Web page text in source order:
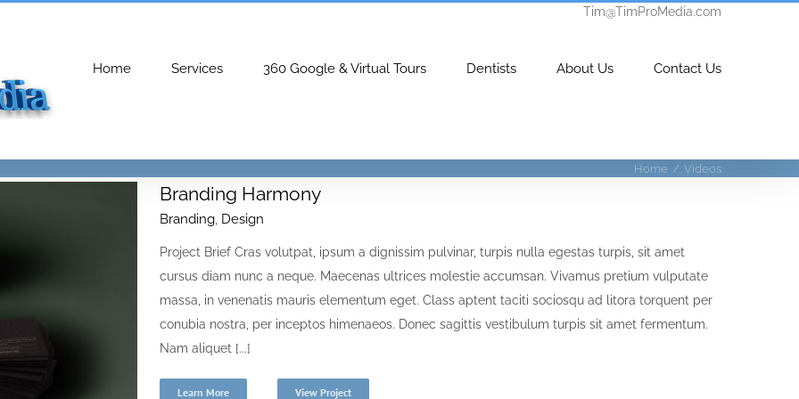
Tim@TimProMedia.com
Home Services 360 Google & Virtual Tours Dentists About Us Contact Us
Home / Videos
Branding Harmony
Branding, Design
Project Brief Cras volutpat, ipsum a dignissim pulvinar, turpis nulla egestas turpis, sit amet
cursus diam nunc a neque. Maecenas ultrices molestie accumsan. Vivamus pretium vulputate
massa, in venenatis mauris elementum eget. Class aptent taciti sociosqu ad litora torquent per
conubia nostra, per inceptos himenaeos. Donec sagittis vestibulum turpis sit amet fermentum.
Nam aliquet [...]
Learn More View Project